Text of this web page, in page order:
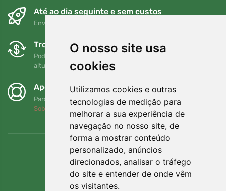
O nosso site usa
cookies
Utilizamos cookies e outras
tecnologias de medição para
melhorar a sua experiência de
navegação no nosso site, de
forma a mostrar conteúdo
personalizado, anúncios
direcionados, analisar o tráfego
do site e entender de onde vêm
os visitantes.
Até ao dia seguinte e sem custos
Envio gratuito para encomendas superiores a 80 EUR
Trocas e devoluções gratuitas
Pode devolver ou trocar a sua encomenda em qualquer
altura no prazo de 90 dias
Apoiamos a Trees.org
Para cada encomenda plantamos uma árvore! Leia mais
Sobre nós